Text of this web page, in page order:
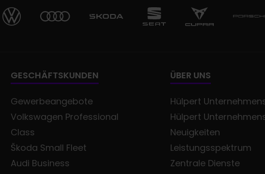
GESCHÄFTSKUNDEN
Gewerbeangebote
Volkswagen Professional
Class
Škoda Small Fleet
Audi Business
ÜBER UNS
Hülpert
Hülpert
Neuigkeiten
Leistungsspektrum
Zentrale Dienste